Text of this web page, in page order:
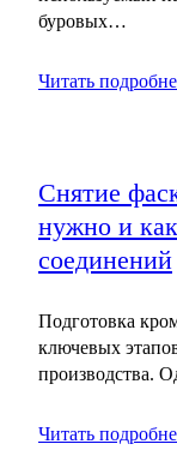
буровых…
Читать
Снятие
нужно и
соединений
Подготовка
ключевых
производства.
Читать